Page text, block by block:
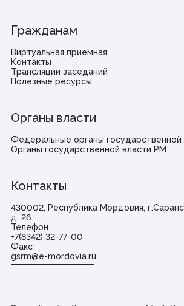
Гражданам
Виртуальная приемная
Контакты
Трансляции заседаний
Полезные ресурсы
Органы власти
Федеральные органы государственной
Органы государственной власти РМ
Контакты
430002, Республика Мордовия,
д. 26.
Телефон
+7(8342) 32-77-00
Факс
gsrm@e-mordovia.ru